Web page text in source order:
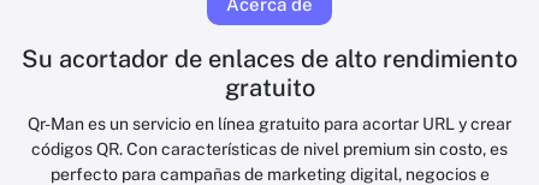
Acerca de
Su acortador de enlaces de alto rendimiento
gratuito
Qr-Man es un servicio en línea gratuito para acortar URL y crear
códigos QR. Con características de nivel premium sin costo, es
perfecto para campañas de marketing digital, negocios e